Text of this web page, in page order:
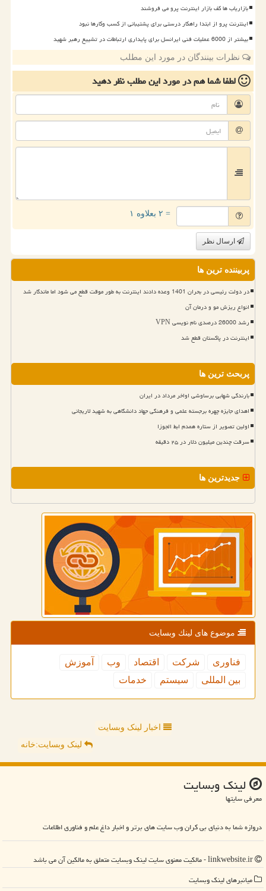
بازاریاب ها کف بازار اینترنت پرو می فروشند
اینترنت پرو از ابتدا راهکار درستی برای پشتیبانی از کسب وکارها نبود
بیشتر از 6000 عملیات فنی ایرانسل برای پایداری ارتباطات در تشییع رهبر شهید
نظرات بینندگان در مورد این مطلب
لطفا شما همدر مورد این مطلبنظر دهید
= ۲ بعلاوه ۱
ارسال نظر
پربیننده ترین ها
در دولت رئیسی در بحران 1401 وعده دادند اینترنت به طور موقت قطع می شود اما ماندگار شد
انواع ریزش مو و درمان آن
رشد 26000 درصدی نام نویسی VPN
اینترنت در پاکستان قطع شد
پربحث ترین ها
بارندگی شهابی برساوشی اواخر مرداد در ایران
اهدای جایزه چهره برجسته علمی و فرهنگی جهاد دانشگاهی به شهید لاریجانی
اولین تصویر از ستاره همدم ابط الجوزا
سرقت چندین میلیون دلار در ۲۵ دقیقه
جدیدترین ها
موضوع های لینك وبسایت
فناوری شركت اقتصاد وب
آموزش
بین المللی
سیستم خدمات
اخبار لینک وبسایت
لینک وبسایت:خانه
لینك وبسایت
معرفی سایتها
دروازه شما به دنیای بی کران وب سایت های برتر و اخبار داغ علم و فناوری اطلاعات
میانبرهای لینك وبسایت